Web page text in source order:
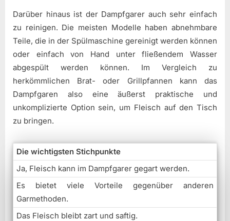
Darüber hinaus ist der Dampfgarer auch sehr einfach
zu reinigen. Die meisten Modelle haben abnehmbare
Teile, die in der Spülmaschine gereinigt werden können
oder einfach von Hand unter fließendem Wasser
abgespült werden können. Im Vergleich zu
herkömmlichen Brat- oder Grillpfannen kann das
Dampfgaren also eine äußerst praktische und
unkomplizierte Option sein, um Fleisch auf den Tisch
zu bringen.
Die wichtigsten Stichpunkte
Ja, Fleisch kann im Dampfgarer gegart werden.
Es bietet viele Vorteile gegenüber anderen
Garmethoden.
Das Fleisch bleibt zart und saftig.